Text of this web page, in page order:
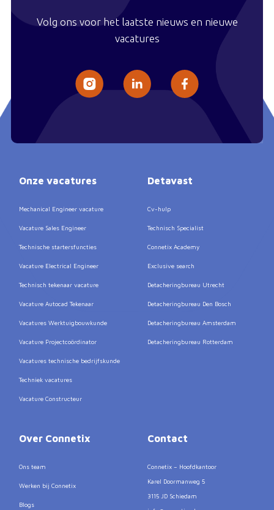
Volg ons voor het laatste nieuws en nieuwe
vacatures
Onze vacatures
Mechanical Engineer vacature
Vacature Sales Engineer
Technische startersfuncties
Vacature Electrical Engineer
Technisch tekenaar vacature
Vacature Autocad Tekenaar
Vacatures Werktuigbouwkunde
Vacature Projectcoördinator
Vacatures technische bedrijfskunde
Techniek vacatures
Vacature Constructeur
Detavast
Cv-hulp
Technisch Specialist
Connetix Academy
Exclusive search
Detacheringbureau Utrecht
Detacheringbureau Den Bosch
Detacheringbureau Amsterdam
Detacheringbureau Rotterdam
Over Connetix
Ons team
Werken bij Connetix
Blogs
Contact
Connetix – Hoofdkantoor
Karel Doormanweg 5
3115 JD Schiedam